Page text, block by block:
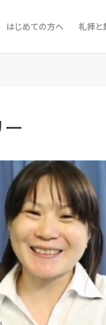
はじめての方へ 礼拝と